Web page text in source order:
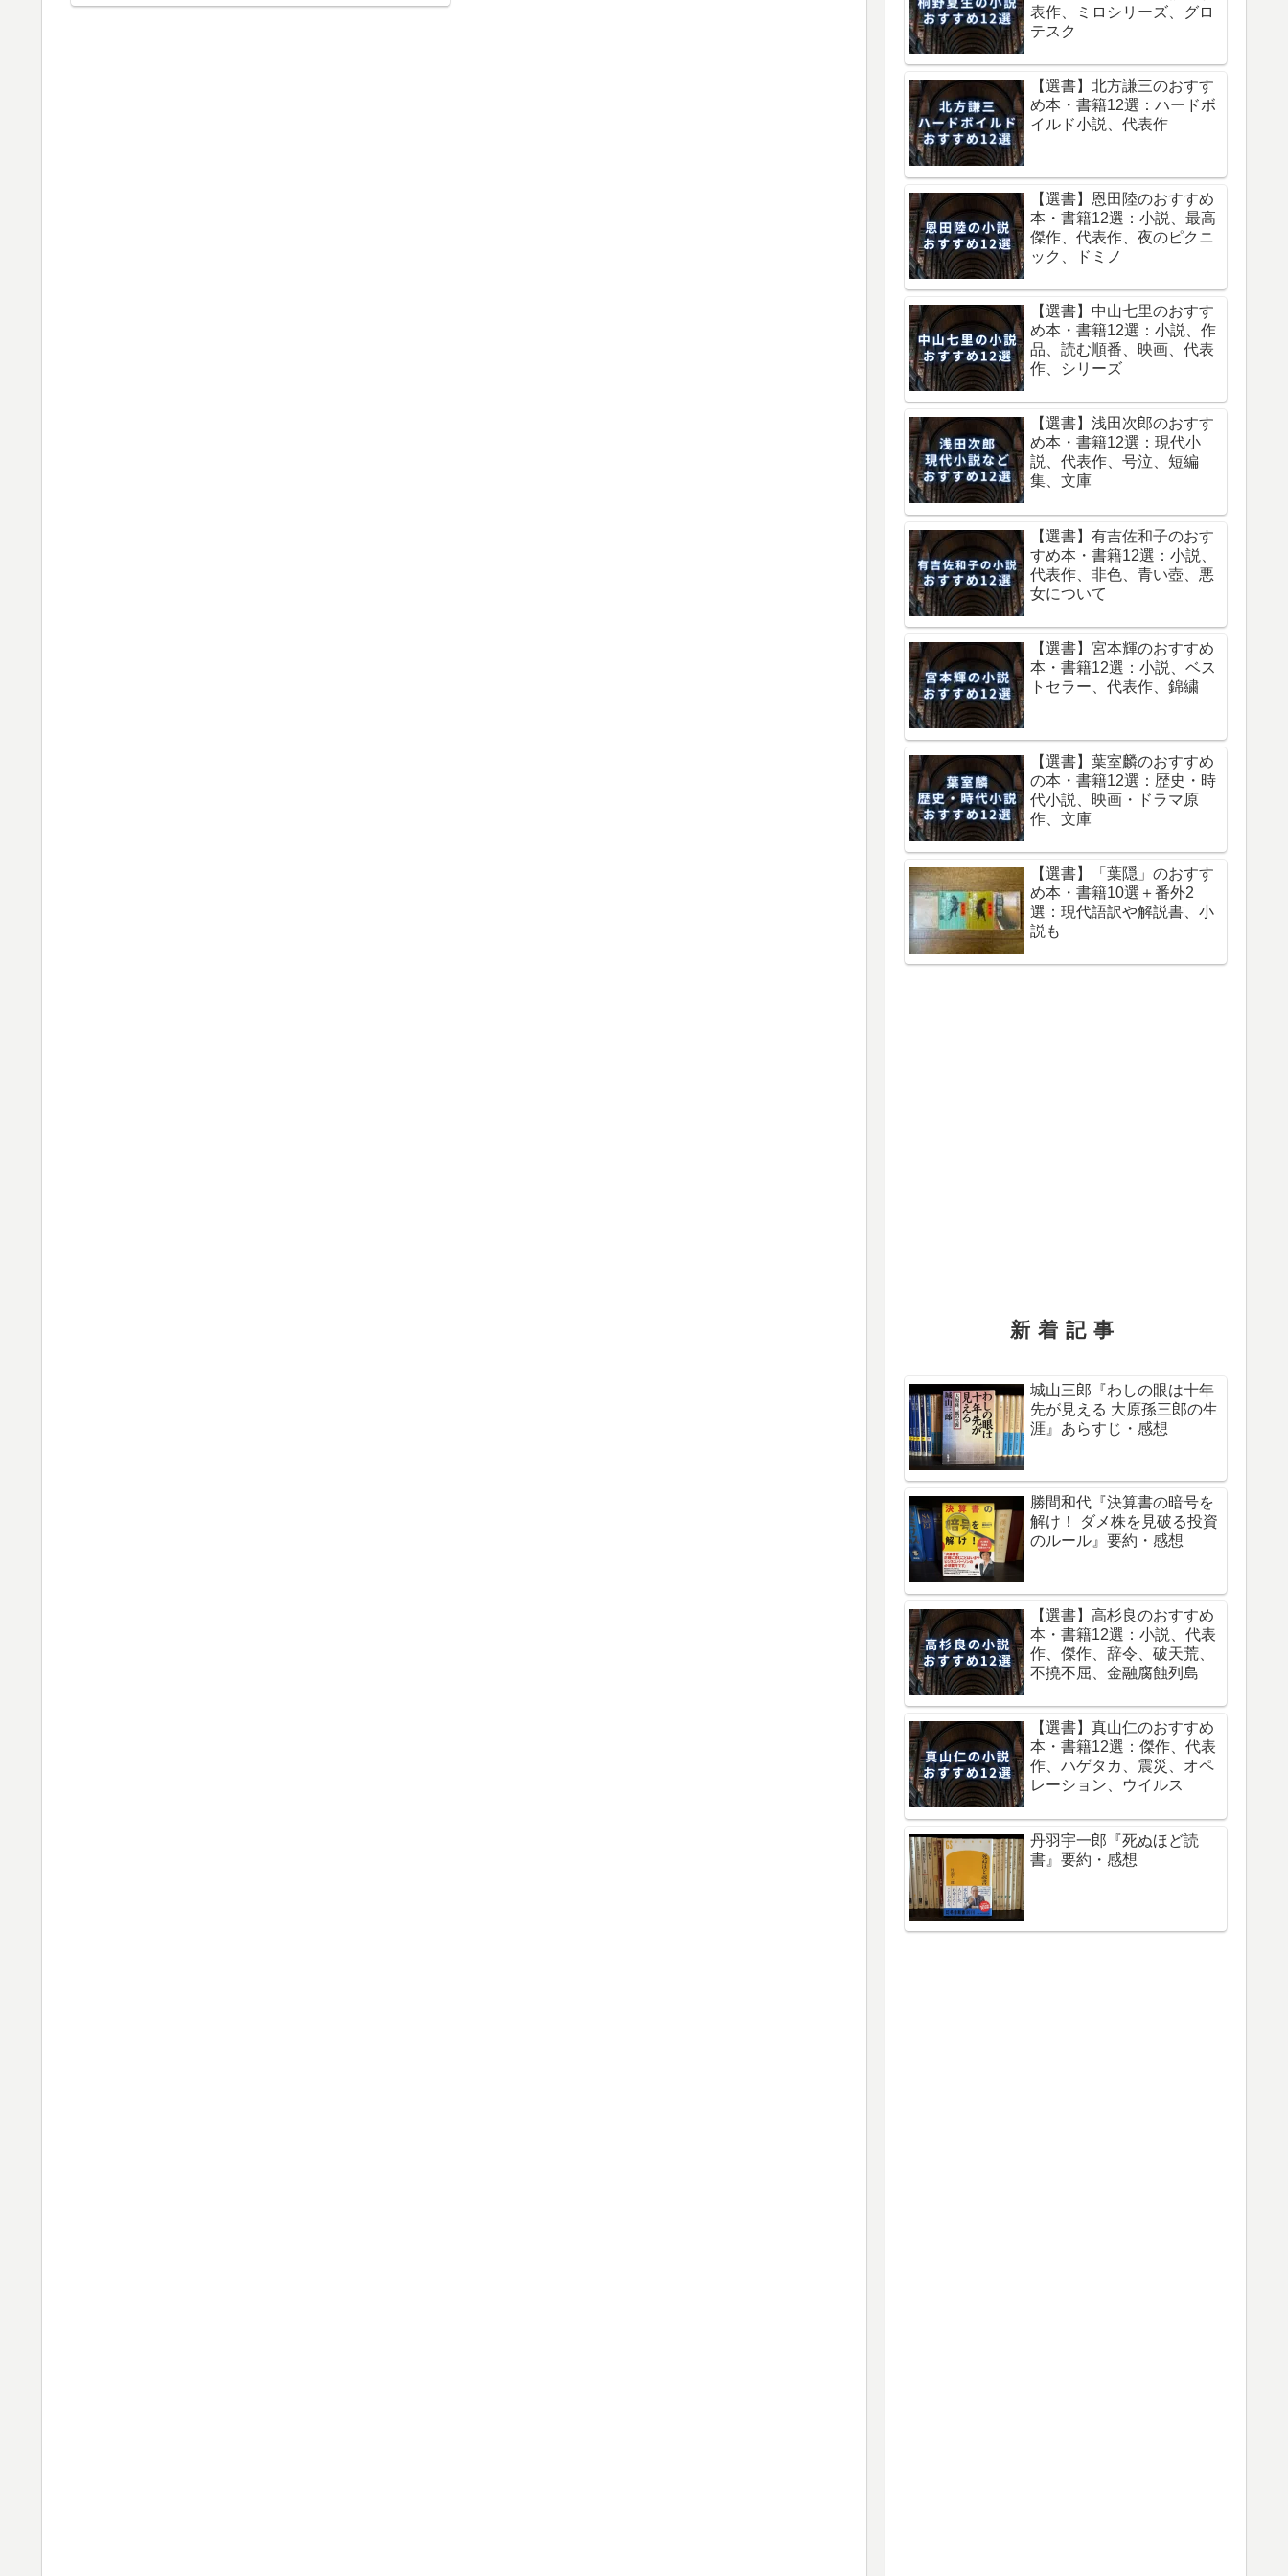
表作、ミロシリーズ、グロ
テスク
【選書】北方謙三のおすす
め本・書籍12選：ハードボ
イルド小説、代表作
【選書】恩田陸のおすすめ
本・書籍12選：小説、最高
傑作、代表作、夜のピクニ
ック、ドミノ
【選書】中山七里のおすす
め本・書籍12選：小説、作
品、読む順番、映画、代表
作、シリーズ
【選書】浅田次郎のおすす
め本・書籍12選：現代小
説、代表作、号泣、短編
集、文庫
【選書】有吉佐和子のおす
すめ本・書籍12選：小説、
代表作、非色、青い壺、悪
女について
【選書】宮本輝のおすすめ
本・書籍12選：小説、ベス
トセラー、代表作、錦繍
【選書】葉室麟のおすすめ
の本・書籍12選：歴史・時
代小説、映画・ドラマ原
作、文庫
【選書】「葉隠」のおすす
め本・書籍10選＋番外2
選：現代語訳や解説書、小
説も
新着記事
城山三郎『わしの眼は十年
先が見える 大原孫三郎の生
涯』あらすじ・感想
勝間和代『決算書の暗号を
解け！ ダメ株を見破る投資
のルール』要約・感想
【選書】高杉良のおすすめ
本・書籍12選：小説、代表
作、傑作、辞令、破天荒、
不撓不屈、金融腐蝕列島
【選書】真山仁のおすすめ
本・書籍12選：傑作、代表
作、ハゲタカ、震災、オペ
レーション、ウイルス
丹羽宇一郎『死ぬほど読
書』要約・感想